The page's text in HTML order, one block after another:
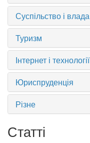
Суспільство і влада
Туризм
Інтернет і технології
Юриспруденція
Різне
Статті